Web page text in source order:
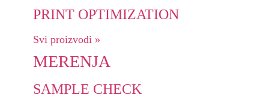
PRINT OPTIMIZATION
Svi proizvodi »
MERENJA
SAMPLE CHECK